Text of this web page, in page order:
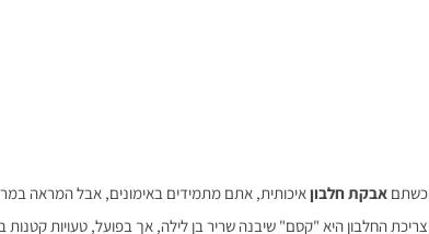
כשתם אבקת חלבוןאיכותית, אתם מתמידים באימונים, אבל המראה
צריכת החלבון היא "קסם" שיבנה שריר בן לילה, אך בפועל, טעויות